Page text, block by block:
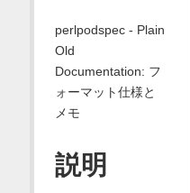
perlpodspec - Plain
Old
Documentation: フ
ォーマット仕様と
メモ
説明